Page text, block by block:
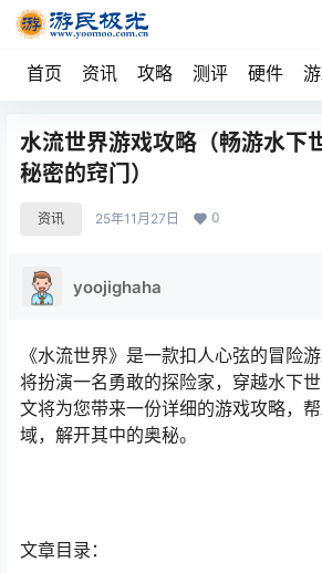
首页 资讯 攻略 测评 硬件
水流世界游戏攻略（畅游水下
秘密的窍门）
资讯 25年11月27日 0
yoojighaha
《水流世界》是一款扣人心弦的冒险
将扮演一名勇敢的探险家，穿越水下
文将为您带来一份详细的游戏攻略，
域，解开其中的奥秘。
文章目录：